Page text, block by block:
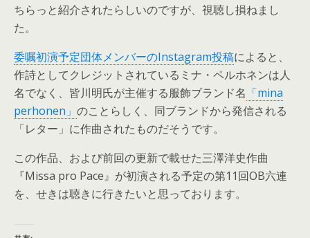
ちらっと紹介されたらしいのですが、視聴し損ねまし
た。
委嘱初演予定団体メンバーのInstagram投稿によると、
作詩としてクレジットされているミナ・ペルホネンは人
名でなく、皆川明氏が主催する服飾ブランド名 「mina
perhonen」 のことらしく、同ブランドから発信される
「レター」に作曲されたものだそうです。
この作品、および前回の更新で載せた三澤洋史作曲
『Missa pro Pace』が初演される予定の第11回OB六連
を、せきは聴きに行きたいと思っております。